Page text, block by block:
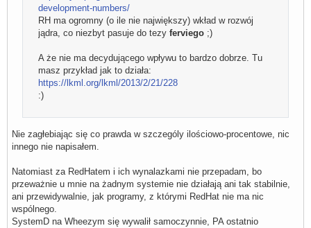
development-numbers/
RH ma ogromny (o ile nie największy) wkład w rozwój
jądra, co niezbyt pasuje do tezyferviego ;)
A że nie ma decydującego wpływu to bardzo dobrze. Tu
masz przykład jak to działa:
https://lkml.org/lkml/2013/2/21/228
:)
Nie zagłebiając się co prawda w szczególy ilościowo-procentowe, nic
innego nie napisałem.
Natomiast za RedHatem i ich wynalazkami nie przepadam, bo
przeważnie u mnie na żadnym systemie nie działają ani tak stabilnie,
ani przewidywalnie, jak programy, z którymi RedHat nie ma nic
wspólnego.
SystemD na Wheezym się wywalił samoczynnie, PA ostatnio